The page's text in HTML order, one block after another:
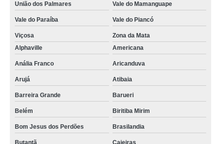
manutenção de maquinário para fábrica de sucos São Luís
equipamentos de laticínio orçamento Santana de Parnaíba
manutenção de maquinário para fábrica de bebidas Campo Largo
valor de equipamentos de laticínio Vila Mercedes
maquinário para queijaria e laticínios preço Barra de Guaratiba
equipamentos para sucos orçamento VL MATIAS
União dos Palmares Vale do Mamanguape
Vale do Paraíba Vale do Piancó
Viçosa
Zona da Mata
Alphaville
Americana
Anália Franco Aricanduva
Arujá Atibaia
Barreira Grande Barueri
Belém Biritiba Mirim
Bom Jesus dos Perdões Brasilandia
Butantã Caieiras